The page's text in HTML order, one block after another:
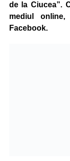
de la Ciucea”.
mediul
Facebook.